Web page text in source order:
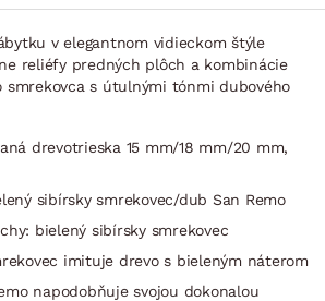
v elegantnom vidieckom štýle
reliéfy predných plôch a kombinácie
smrekovca s útulnými tónmi dubového
drevotrieska 15 mm/18 mm/20 mm,
sibírsky smrekovec/dub San Remo
bielený sibírsky smrekovec
imituje drevo s bieleným náterom
napodobňuje svojou dokonalou